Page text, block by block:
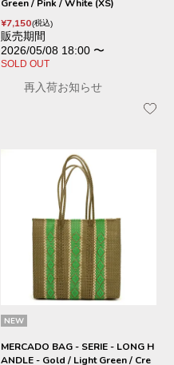
Green / Pink / White (XS)
¥7,150 税込
販売期間
2026/05/08 18:00 〜
SOLD OUT
再入荷お知らせ
NEW
MERCADO BAG - SERIE - LONG H
ANDLE - Gold / Light Green / Cre